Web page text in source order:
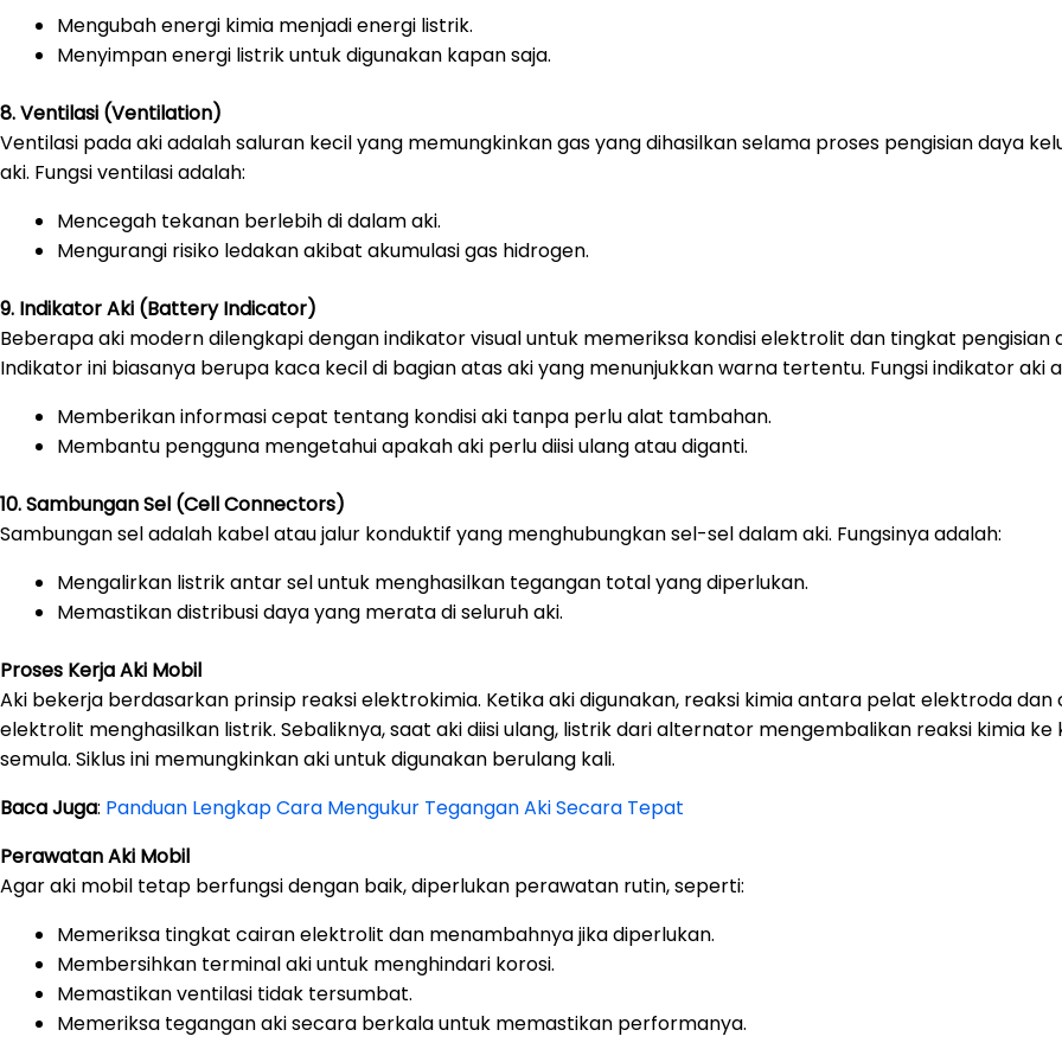
Mengubah energi kimia menjadi energi listrik.
Menyimpan energi listrik untuk digunakan kapan saja.
8. Ventilasi (Ventilation)
Ventilasi pada aki adalah saluran kecil yang memungkinkan gas yang dihasilkan selama proses pengisian daya
aki. Fungsi ventilasi adalah:
Mencegah tekanan berlebih di dalam aki.
Mengurangi risiko ledakan akibat akumulasi gas hidrogen.
9. Indikator Aki (Battery Indicator)
Beberapa aki modern dilengkapi dengan indikator visual untuk memeriksa kondisi elektrolit dan tingkat pengisian
Indikator ini biasanya berupa kaca kecil di bagian atas aki yang menunjukkan warna tertentu. Fungsi indikator aki
Memberikan informasi cepat tentang kondisi aki tanpa perlu alat tambahan.
Membantu pengguna mengetahui apakah aki perlu diisi ulang atau diganti.
10. Sambungan Sel (Cell Connectors)
Sambungan sel adalah kabel atau jalur konduktif yang menghubungkan sel-sel dalam aki. Fungsinya adalah:
Mengalirkan listrik antar sel untuk menghasilkan tegangan total yang diperlukan.
Memastikan distribusi daya yang merata di seluruh aki.
Proses Kerja Aki Mobil
Aki bekerja berdasarkan prinsip reaksi elektrokimia. Ketika aki digunakan, reaksi kimia antara pelat elektroda dan
elektrolit menghasilkan listrik. Sebaliknya, saat aki diisi ulang, listrik dari alternator mengembalikan reaksi kimia ke
semula. Siklus ini memungkinkan aki untuk digunakan berulang kali.
Baca Juga: Panduan Lengkap Cara Mengukur Tegangan Aki Secara Tepat
Perawatan Aki Mobil
Agar aki mobil tetap berfungsi dengan baik, diperlukan perawatan rutin, seperti:
Memeriksa tingkat cairan elektrolit dan menambahnya jika diperlukan.
Membersihkan terminal aki untuk menghindari korosi.
Memastikan ventilasi tidak tersumbat.
Memeriksa tegangan aki secara berkala untuk memastikan performanya.